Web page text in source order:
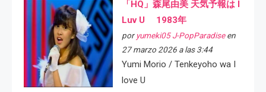
「HQ」森尾由美 天気予報は I
Luv U 1983年
por yumeki05 J-PopParadiseen
27 marzo 2026 a las 3:44
Yumi Morio / Tenkeyoho wa I
love U